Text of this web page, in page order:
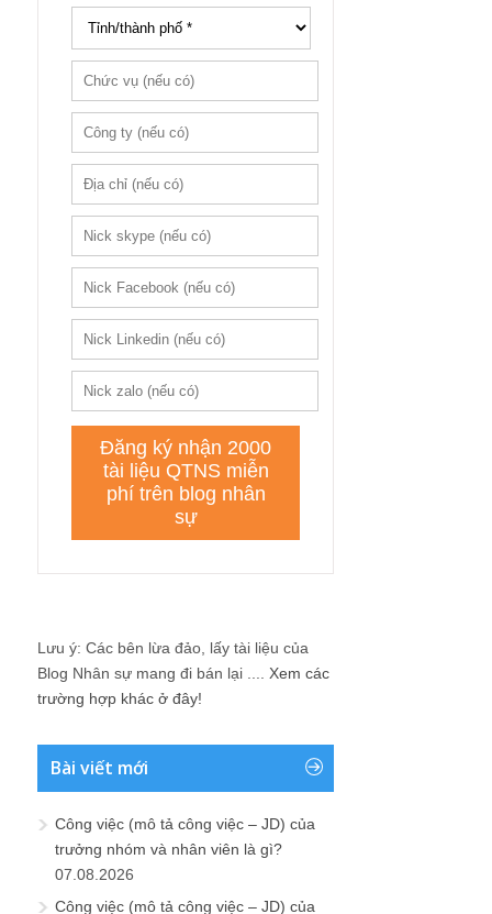
Lưu ý: Các bên lừa đảo, lấy tài liệu của
Blog Nhân sự mang đi bán lại .... Xem các
trường hợp khác ở đây!
Bài viết mới
Công việc (mô tả công việc – JD) của
trưởng nhóm và nhân viên là gì?
07.08.2026
Công việc (mô tả công việc – JD) của